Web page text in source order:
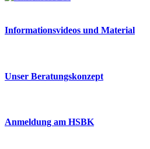
Informationsvideos und Material
Unser Beratungskonzept
Anmeldung am HSBK